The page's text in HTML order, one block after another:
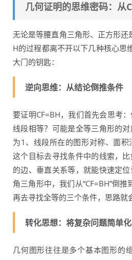
几何证明的思维密码：从
无论是等腰直角三角形、正方形还
H的过程都离不开以下几种核心思
大门的钥匙：
逆向思维：从结论倒推条件
要证明CF=BH，我们首先会思考
线段相等？可能是全等三角形的
为1、线段所在的图形对称、面
这个目标去寻找条件中的线索，
的边、垂直关系等，就能快速定
角三角形中，我们从“CF=BH”倒
再去寻找全等的三个条件，思路就
转化思想：将复杂问题简单化
几何图形往往是多个基本图形的